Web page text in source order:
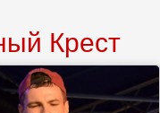
Крест